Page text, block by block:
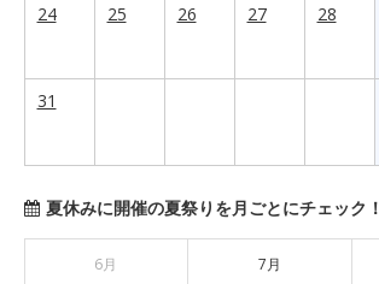
24 25 26 27 28
31
夏休みに開催の夏祭りを月ごとにチェック！
6月 7月